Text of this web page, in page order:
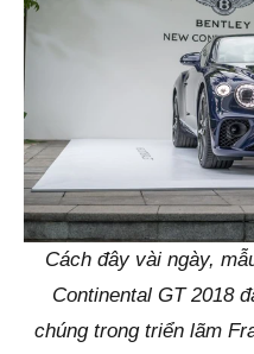
Cách đây vài ngày,
Continental GT 2018
chúng trong triển lãm